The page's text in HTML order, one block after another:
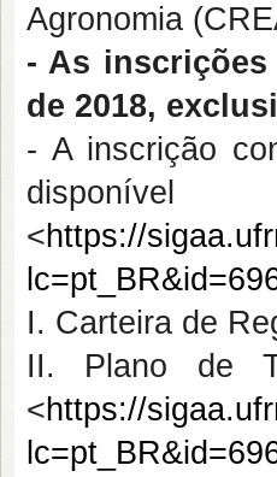
Agronomia
- As
de 2018,
- A inscrição
<https://
I. Carteira de
II. Plano de
<https://